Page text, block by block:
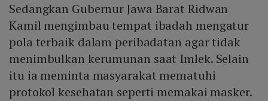
Sedangkan Gubernur Jawa Barat Ridwan
Kamil mengimbau tempat ibadah mengatur
pola terbaik dalam peribadatan agar tidak
menimbulkan kerumunan saat Imlek. Selain
itu ia meminta masyarakat mematuhi
protokol kesehatan seperti memakai masker.